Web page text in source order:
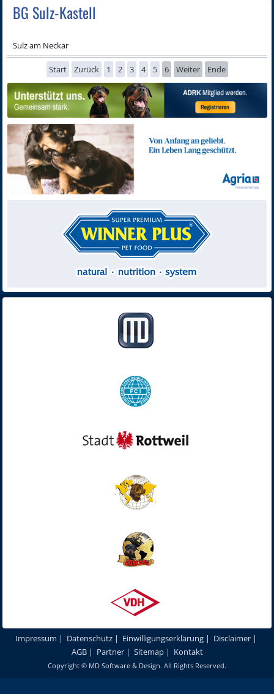
BG Sulz-Kastell
Sulz am Neckar
Start Zurück 1 2 3 4 5 6 Weiter Ende
Impressum | Datenschutz | Einwilligungserklärung | Disclaimer |
AGB| Partner| Sitemap| Kontakt
Copyright © MD Software & Design. All Rights Reserved.